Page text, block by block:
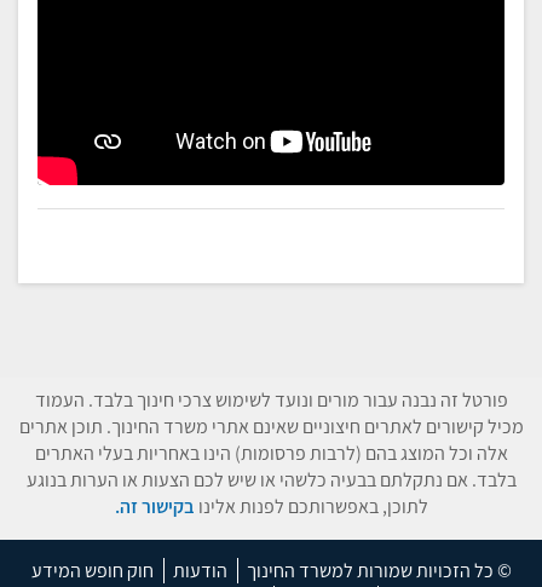
פורטל זה נבנה עבור מורים ונועד לשימוש צרכי חינוך בלבד. העמוד
מכיל קישורים לאתרים חיצוניים שאינם אתרי משרד החינוך. תוכן אתרים
אלה וכל המוצג בהם (לרבות פרסומות) הינו באחריות בעלי האתרים
בלבד. אם נתקלתם בבעיה כלשהי או שיש לכם הצעות או הערות בנוגע
לתוכן, באפשרותכם לפנות אלינו בקישור זה.
© כל הזכויות שמורות למשרד החינוך הודעות
חוק חופש המידע